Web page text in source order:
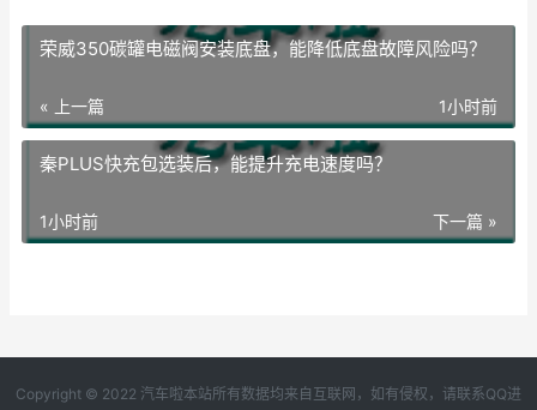
荣威350碳罐电磁阀安装底盘，能降低底盘故障风险吗？
« 上一篇 1小时前
秦PLUS快充包选装后，能提升充电速度吗？
下一篇 »
1小时前
Copyright © 2022 汽车啦本站所有数据均来自互联网，如有侵权，请联系QQ进